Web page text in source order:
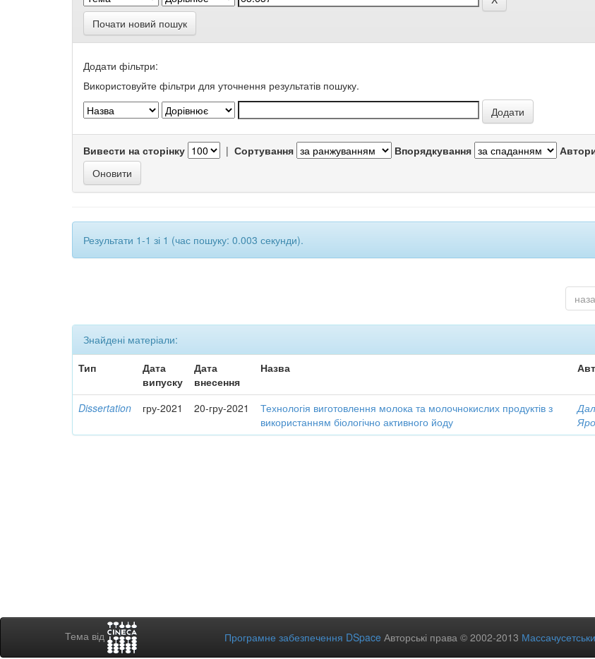
Почати новий пошук
Додати фільтри:
Використовуйте фільтри для уточнення результатів пошуку.
Вивести на сторінку | Сортування Впорядкування
Результати 1-1 зі 1 (час пошуку: 0.003 секунди).
Знайдені матеріали:
Тип
Дата
випуску
Дата
внесення
Назва
Dissertation гру-2021 20-гру-2021
Технологія виготовлення молока та молочнокислих продуктів з
використанням біологічно активного йоду
Тема від Програмне забезпечення DSpace Авторські права © 2002-2013